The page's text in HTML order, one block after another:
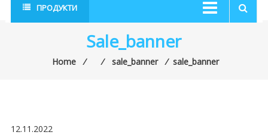
Авиационен
магазин
ПРОДУКТИ
Sale_banner
Home ⁄ ⁄ sale_banner ⁄ sale_banner
12.11.2022